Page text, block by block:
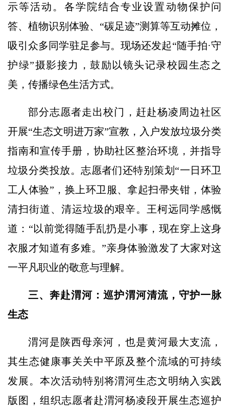
示等活动。各学院结合专业设置动物保护问
答、植物识别体验、“碳足迹”测算等互动摊位，
吸引众多同学驻足参与。现场还发起“随手拍·守
护绿”摄影接力，鼓励以镜头记录校园生态之
美，传播绿色生活方式。
部分志愿者走出校门，赶赴杨凌周边社区
开展“生态文明进万家”宣教，入户发放垃圾分类
指南和宣传手册，协助社区整治环境，并指导
垃圾分类投放。志愿者们还特别策划“一日环卫
工人体验”，换上环卫服、拿起扫帚夹钳，体验
清扫街道、清运垃圾的艰辛。王柯远同学感慨
道：“以前觉得随手乱扔是小事，现在穿上这身
衣服才知道有多难。”亲身体验激发了大家对这
一平凡职业的敬意与理解。
三、奔赴渭河：巡护渭河清流，守护一脉
生态
渭河是陕西母亲河，也是黄河最大支流，
其生态健康事关关中平原及整个流域的可持续
发展。本次活动特别将渭河生态文明纳入实践
版图，组织志愿者赴渭河杨凌段开展生态巡护